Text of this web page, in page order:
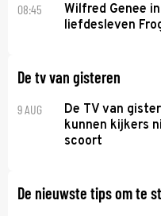
08:45
Wilfred Genee
liefdesleven
De tv van gisteren
9 AUG
De TV van
kunnen kijkers
scoort
De nieuwste tips om te